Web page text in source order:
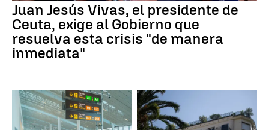
Juan Jesús Vivas, el presidente de
Ceuta, exige al Gobierno que
resuelva esta crisis "de manera
inmediata"